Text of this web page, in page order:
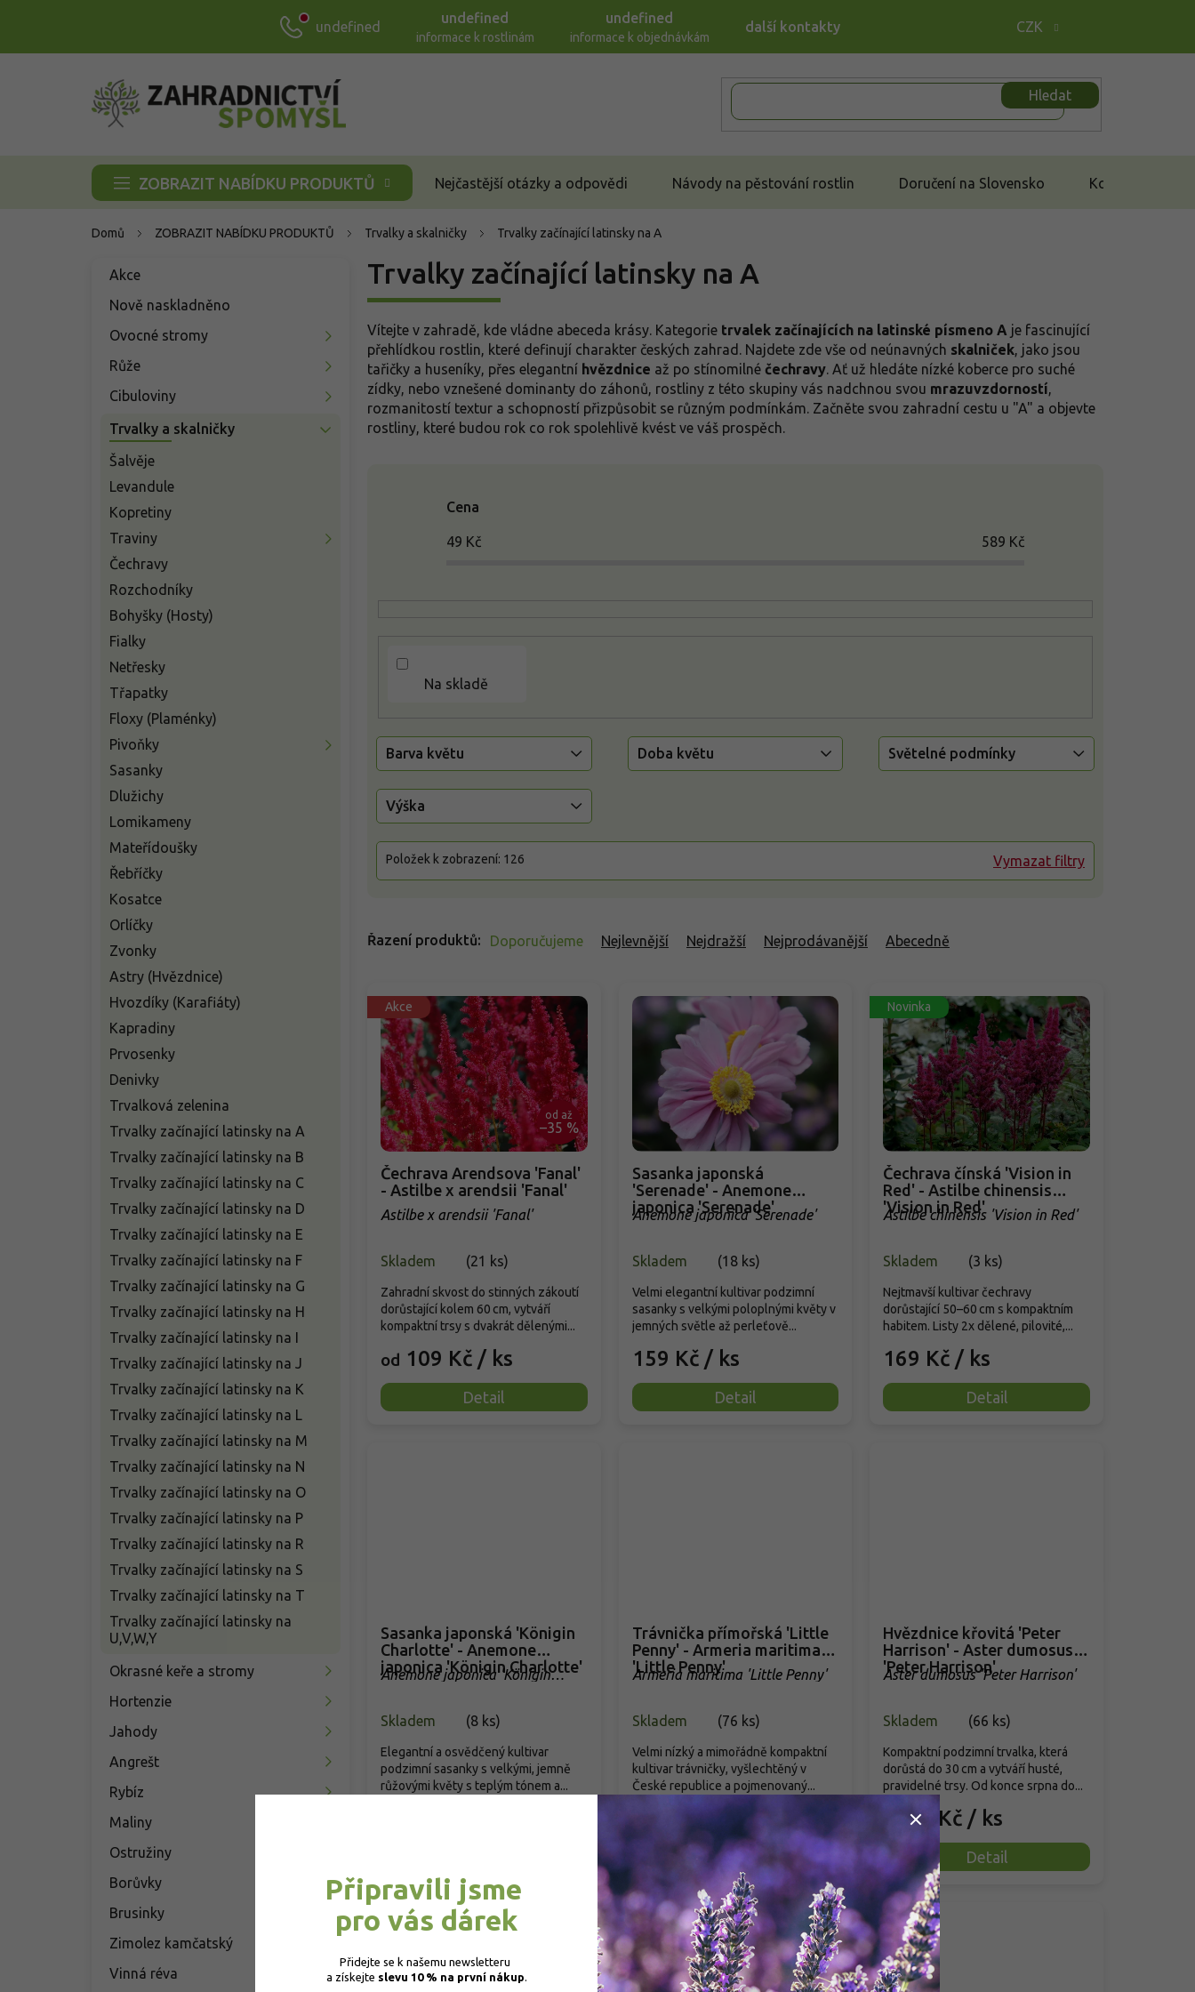
CZK
undefined
undefined
informace k rostlinám
undefined
informace k objednávkám
další kontakty
Hledat
ZOBRAZIT NABÍDKU PRODUKTŮ Nejčastější otázky a odpovědi Návody na pěstování rostlin Doručení na Slovensko Kontakt
Domů ZOBRAZIT NABÍDKU PRODUKTŮ Trvalky a skalničky Trvalky začínající latinsky na A
Přeskočit
Akce
Nově naskladněno
Ovocné stromy
Růže
Cibuloviny
Trvalky a skalničky
Šalvěje
Levandule
Kopretiny
Traviny
Čechravy
Rozchodníky
Bohyšky (Hosty)
Fialky
Netřesky
Třapatky
Floxy (Plaménky)
Pivoňky
Sasanky
Dlužichy
Lomikameny
Mateřídoušky
Řebříčky
Kosatce
Orlíčky
Zvonky
Astry (Hvězdnice)
Hvozdíky (Karafiáty)
Kapradiny
Prvosenky
Denivky
Trvalková zelenina
Trvalky začínající latinsky na A
Trvalky začínající latinsky na B
Trvalky začínající latinsky na C
Trvalky začínající latinsky na D
Trvalky začínající latinsky na E
Trvalky začínající latinsky na F
Trvalky začínající latinsky na G
Trvalky začínající latinsky na H
Trvalky začínající latinsky na I
Trvalky začínající latinsky na J
Trvalky začínající latinsky na K
Trvalky začínající latinsky na L
Trvalky začínající latinsky na M
Trvalky začínající latinsky na N
Trvalky začínající latinsky na O
Trvalky začínající latinsky na P
Trvalky začínající latinsky na R
Trvalky začínající latinsky na S
Trvalky začínající latinsky na T
Trvalky začínající latinsky na
U,V,W,Y
Okrasné keře a stromy
Hortenzie
Jahody
Angrešt
Rybíz
Maliny
Ostružiny
Borůvky
Brusinky
Zimolez kamčatský
Vinná réva
Trvalky začínající latinsky na A
Vítejte v zahradě, kde vládne abeceda krásy. Kategorie trvalek začínajících na latinské písmeno A je fascinující
přehlídkou rostlin, které definují charakter českých zahrad. Najdete zde vše od neúnavných skalniček, jako jsou
tařičky a huseníky, přes elegantní hvězdnice až po stínomilné čechravy. Ať už hledáte nízké koberce pro suché
zídky, nebo vznešené dominanty do záhonů, rostliny z této skupiny vás nadchnou svou mrazuvzdorností,
rozmanitostí textur a schopností přizpůsobit se různým podmínkám. Začněte svou zahradní cestu u "A" a objevte
rostliny, které budou rok co rok spolehlivě kvést ve váš prospěch.
Řazení produktů Doporučujeme Nejlevnější Nejdražší Nejprodávanější Abecedně
Cena
49 Kč 589 Kč
Na skladě
Barva květu Doba květu Světelné podmínky
Výška
Vymazat filtry
Položek k zobrazení: 126
Akce
od až
–35 %
Čechrava Arendsova 'Fanal'
- Astilbe x arendsii 'Fanal'
Astilbe x arendsii 'Fanal'
Skladem (21 ks)
od 109 Kč / ks
Detail
Zahradní skvost do stinných zákoutí
dorůstající kolem 60 cm, vytváří
kompaktní trsy s dvakrát dělenými...
Sasanka japonská
'Serenade' - Anemone
japonica 'Serenade'
Anemone japonica 'Serenade'
Skladem (18 ks)
159 Kč / ks
Detail
Velmi elegantní kultivar podzimní
sasanky s velkými poloplnými květy v
jemných světle až perleťově...
Novinka
Čechrava čínská 'Vision in
Red' - Astilbe chinensis
'Vision in Red'
Astilbe chinensis 'Vision in Red'
Skladem (3 ks)
169 Kč / ks
Detail
Nejtmavší kultivar čechravy
dorůstající 50–60 cm s kompaktním
habitem. Listy 2x dělené, pilovité,...
Sasanka japonská 'Königin
Charlotte' - Anemone
japonica 'Königin Charlotte'
Anemone japonica 'Königin
Skladem
(8 ks)
Elegantní a osvědčený kultivar
podzimní sasanky s velkými, jemně
růžovými květy s teplým tónem a...
Trávnička přímořská 'Little
Penny' - Armeria maritima
'Little Penny'
Armeria maritima 'Little Penny'
Skladem (76 ks)
99 Kč/ ks
Detail
Velmi nízký a mimořádně kompaktní
kultivar trávničky, vyšlechtěný v
České republice a pojmenovaný...
Hvězdnice křovitá 'Peter
Harrison' - Aster dumosus
'Peter Harrison'
Aster dumosus 'Peter Harrison'
Skladem (66 ks)
od89 Kč / ks
Detail
Kompaktní podzimní trvalka, která
dorůstá do 30 cm a vytváří husté,
pravidelné trsy. Od konce srpna do...
Připravili jsme
pro vás dárek
Přidejte se k našemu newsletteru
a získejte slevu 10 % na první nákup.